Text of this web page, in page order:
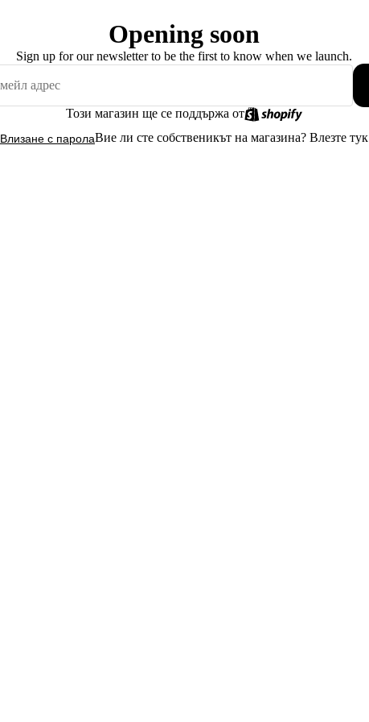
Opening soon
Sign up for our newsletter to be the first to know when we launch.
Този магазин ще се поддържа от
Влизане с паролаВие ли сте собственикът на магазина? Влезте тук